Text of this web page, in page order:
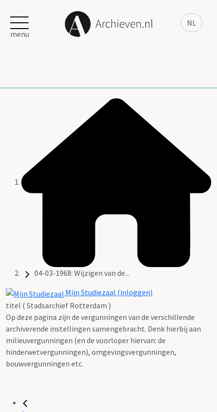
NL
menu
04-03-1968: Wijzigen van de...
Mijn Studiezaal (inloggen)
titel ( Stadsarchief Rotterdam )
Op deze pagina zijn de vergunningen van de verschillende
archiverende instellingen samengebracht. Denk hierbij aan
milieuvergunningen (en de voorloper hiervan: de
hinderwetvergunningen), omgevingsvergunningen,
bouwvergunningen etc.